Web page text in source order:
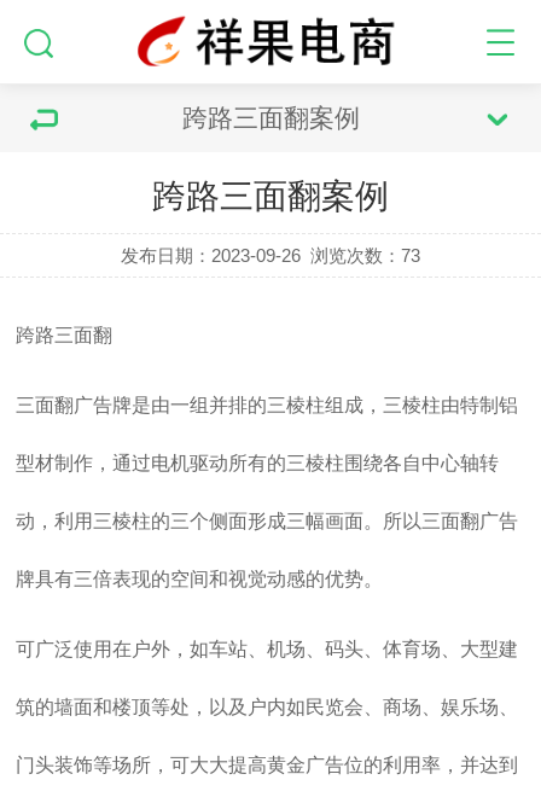
跨路三面翻案例
跨路三面翻案例
发布日期：2023-09-26 浏览次数：73
跨路三面翻
三面翻广告牌是由一组并排的三棱柱组成，三棱柱由特制铝
型材制作，通过电机驱动所有的三棱柱围绕各自中心轴转
动，利用三棱柱的三个侧面形成三幅画面。所以三面翻广告
牌具有三倍表现的空间和视觉动感的优势。
可广泛使用在户外，如车站、机场、码头、体育场、大型建
筑的墙面和楼顶等处，以及户内如民览会、商场、娱乐场、
门头装饰等场所，可大大提高黄金广告位的利用率，并达到